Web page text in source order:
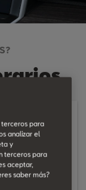
terceros para
analizar el
y
terceros para
aceptar,
saber más?